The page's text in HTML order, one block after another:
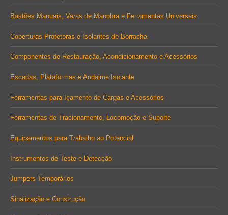
windowwindowwindow
Bastões Manuais, Varas de Manobra e Ferramentas Universais
Coberturas Protetoras e Isolantes de Borracha
Componentes de Restauração, Acondicionamento e Acessórios
Escadas, Plataformas e Andaime Isolante
Ferramentas para Içamento de Cargas e Acessórios
Ferramentas de Tracionamento, Locomoção e Suporte
Equipamentos para Trabalho ao Potencial
Instrumentos de Teste e Detecção
Jumpers Temporários
Sinalização e Construção